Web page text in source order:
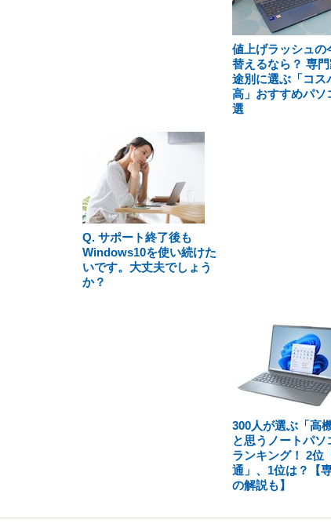
値上げラッシュの
替えるなら？ 専
途別に選ぶ「コス
高」おすすめパソ
選
Q. サポート終了後も
Windows10を使い続けた
いです。大丈夫でしょう
か？
300人が選ぶ「高
と思うノートパソ
ランキング！ 2位
通」、1位は？【
の解説も】